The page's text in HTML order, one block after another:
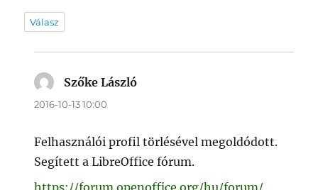
Válasz
Szőke László
2016-10-13 10:00
Felhasználói profil törlésével megoldódott.
Segített a LibreOffice fórum.
https://forum.openoffice.org/hu/forum/